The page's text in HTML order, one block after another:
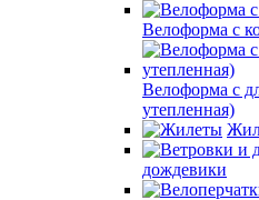
Велоформа с
Велоформа с
утепленная)
дождевики